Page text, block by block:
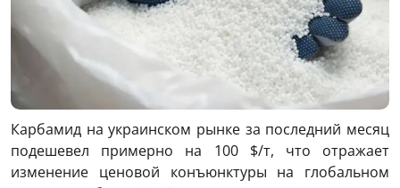
Карбамид на украинском рынке за последний месяц
подешевел примерно на 100 $/т, что отражает
изменение ценовой конъюнктуры на глобальном